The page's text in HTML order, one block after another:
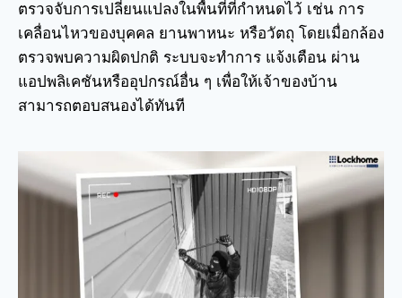
ตรวจจับการเปลี่ยนแปลงในพื้นที่ที่กำหนดไว้ เช่น การ
เคลื่อนไหวของบุคคล ยานพาหนะ หรือวัตถุ โดยเมื่อกล้อง
ตรวจพบความผิดปกติ ระบบจะทำการ แจ้งเตือน ผ่าน
แอปพลิเคชันหรืออุปกรณ์อื่น ๆ เพื่อให้เจ้าของบ้าน
สามารถตอบสนองได้ทันที